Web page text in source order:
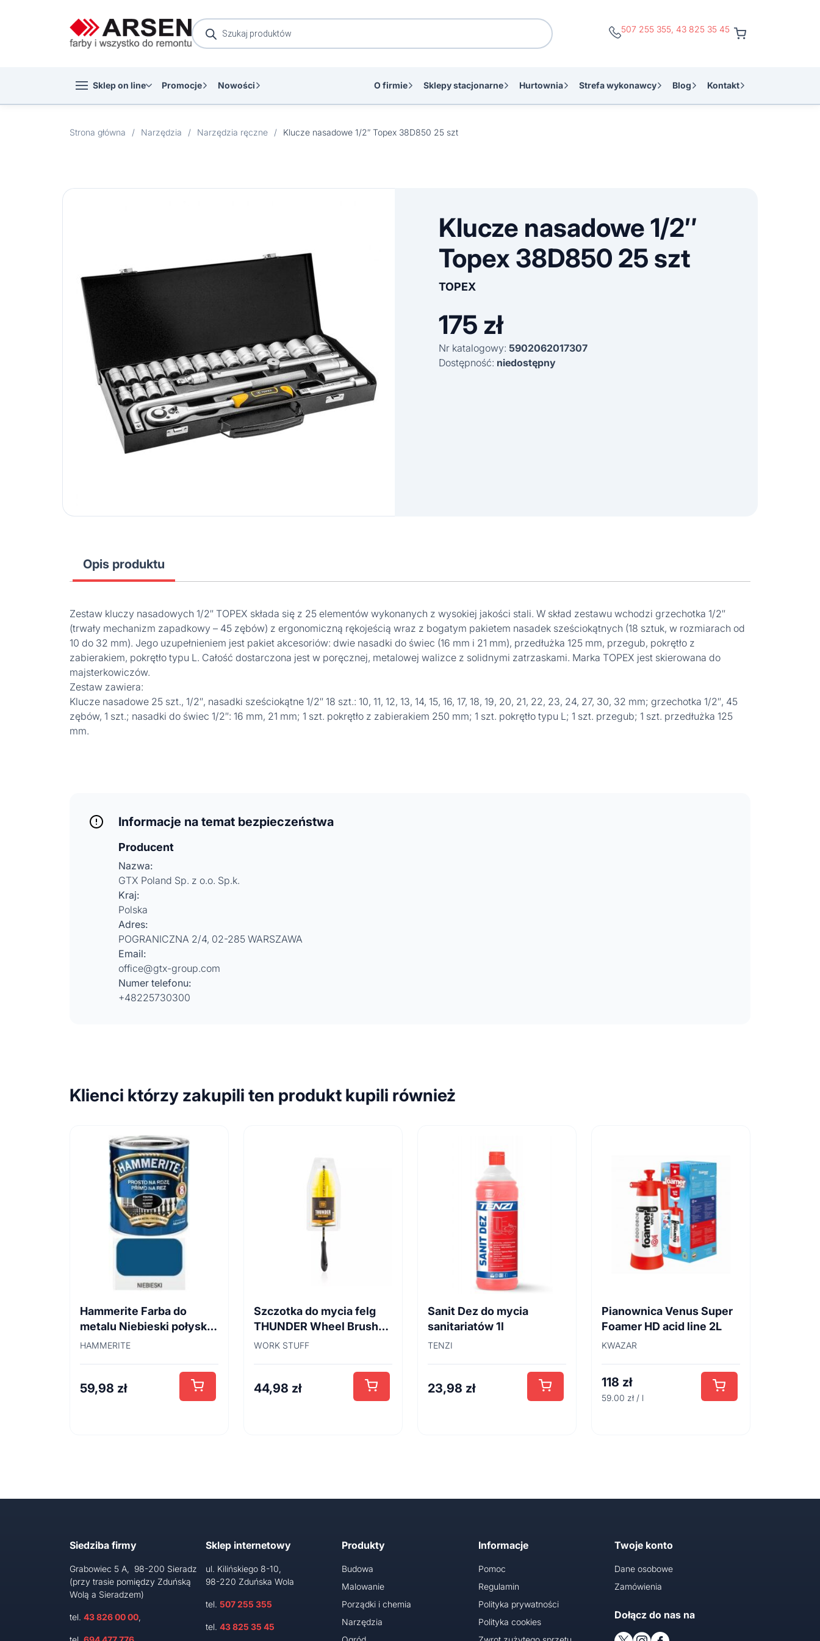
Wyszukiwarka
produktów
507 255 355 43 825 35 45
Sklep on line Promocje Nowości O firmie Sklepy stacjonarne Hurtownia Strefa wykonawcy Blog Kontakt
Strona główna / Narzędzia / Narzędzia ręczne / Klucze nasadowe 1/2″ Topex 38D850 25 szt
Klucze nasadowe 1/2″
Topex 38D850 25 szt
TOPEX
175 zł
Nr katalogowy: 5902062017307
Dostępność: niedostępny
Opis produktu
Zestaw kluczy nasadowych 1/2″ TOPEX składa się z 25 elementów wykonanych z wysokiej jakości stali. W skład zestawu wchodzi grzechotka 1/2″
(trwały mechanizm zapadkowy – 45 zębów) z ergonomiczną rękojeścią wraz z bogatym pakietem nasadek sześciokątnych (18 sztuk, w rozmiarach od
10 do 32 mm). Jego uzupełnieniem jest pakiet akcesoriów: dwie nasadki do świec (16 mm i 21 mm), przedłużka 125 mm, przegub, pokrętło z
zabierakiem, pokrętło typu L. Całość dostarczona jest w poręcznej, metalowej walizce z solidnymi zatrzaskami. Marka TOPEX jest skierowana do
majsterkowiczów.
Zestaw zawiera:
Klucze nasadowe 25 szt., 1/2″, nasadki sześciokątne 1/2″ 18 szt.: 10, 11, 12, 13, 14, 15, 16, 17, 18, 19, 20, 21, 22, 23, 24, 27, 30, 32 mm; grzechotka 1/2″, 45
zębów, 1 szt.; nasadki do świec 1/2″: 16 mm, 21 mm; 1 szt. pokrętło z zabierakiem 250 mm; 1 szt. pokrętło typu L; 1 szt. przegub; 1 szt. przedłużka 125
mm.
Informacje na temat bezpieczeństwa
Producent
Nazwa:
GTX Poland Sp. z o.o. Sp.k.
Kraj:
Polska
Adres:
POGRANICZNA 2/4, 02-285 WARSZAWA
Email:
office@gtx-group.com
Numer telefonu:
+48225730300
Klienci którzy zakupili ten produkt kupili również
Hammerite Farba do
metalu Niebieski połysk
0,7 l
HAMMERITE
59,98 zł
Szczotka do mycia felg
THUNDER Wheel Brush
45cm
WORK STUFF
44,98 zł
Sanit Dez do mycia
sanitariatów 1l
TENZI
23,98 zł
Pianownica Venus Super
Foamer HD acid line 2L
KWAZAR
118 zł
59.00 zł / l
Siedziba firmy
Grabowiec 5 A, 98-200 Sieradz
(przy trasie pomiędzy Zduńską
Wolą a Sieradzem)
tel. 43 826 00 00,
Sklep internetowy
ul. Kilińskiego 8-10,
98-220 Zduńska Wola
tel.507 255 355
tel.43 825 35 45
Produkty
Budowa
Malowanie
Porządki i chemia
Narzędzia
Informacje
Pomoc
Regulamin
Polityka prywatności
Polityka cookies
Twoje konto
Dane osobowe
Zamówienia
Dołącz do nas na